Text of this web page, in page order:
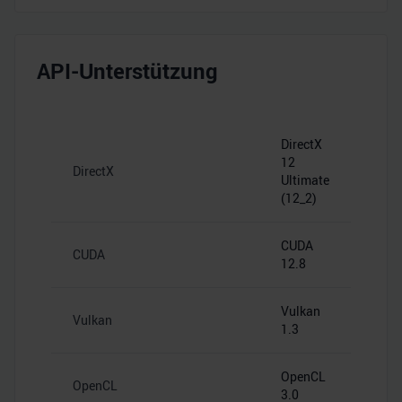
API-Unterstützung
DirectX
DirectX
12
Ultimate
(12_2)
CUDA
CUDA
12.8
Vulkan
Vulkan
1.3
OpenCL
OpenCL
3.0